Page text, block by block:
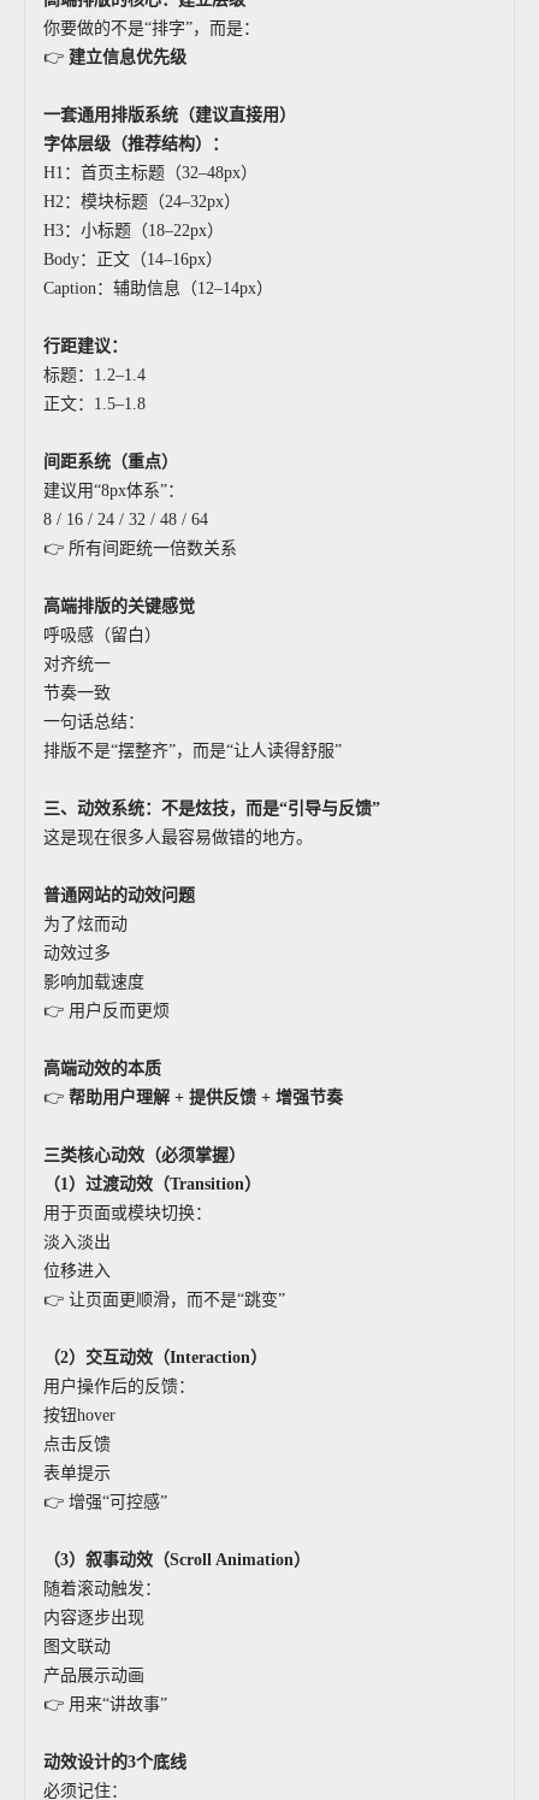
你要做的不是“排字”，而是：
👉 建立信息优先级
一套通用排版系统（建议直接用）
字体层级（推荐结构）：
H1：首页主标题（32–48px）
H2：模块标题（24–32px）
H3：小标题（18–22px）
Body：正文（14–16px）
Caption：辅助信息（12–14px）
行距建议：
标题：1.2–1.4
正文：1.5–1.8
间距系统（重点）
建议用“8px体系”：
8 / 16 / 24 / 32 / 48 / 64
👉 所有间距统一倍数关系
高端排版的关键感觉
呼吸感（留白）
对齐统一
节奏一致
一句话总结：
排版不是“摆整齐”，而是“让人读得舒服”
三、动效系统：不是炫技，而是“引导与反馈”
这是现在很多人最容易做错的地方。
普通网站的动效问题
为了炫而动
动效过多
影响加载速度
👉 用户反而更烦
高端动效的本质
👉 帮助用户理解 + 提供反馈 + 增强节奏
三类核心动效（必须掌握）
（1）过渡动效（Transition）
用于页面或模块切换：
淡入淡出
位移进入
👉 让页面更顺滑，而不是“跳变”
（2）交互动效（Interaction）
用户操作后的反馈：
按钮hover
点击反馈
表单提示
👉 增强“可控感”
（3）叙事动效（Scroll Animation）
随着滚动触发：
内容逐步出现
图文联动
产品展示动画
👉 用来“讲故事”
动效设计的3个底线
必须记住：